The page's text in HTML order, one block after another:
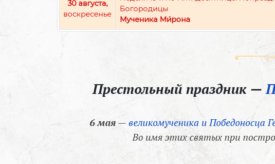
30 августа,
воскресенье
Богородицы
Мученика Ми́рона
Престольный праздник —
6 мая—великомученика и Победоносца
Во имя этих святых при